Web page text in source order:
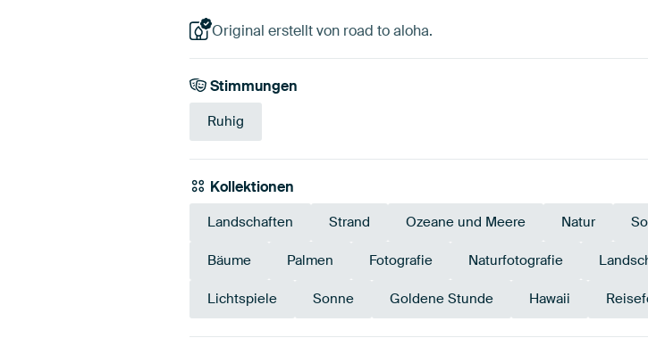
Original erstellt von road to aloha.
Stimmungen
Ruhig
Kollektionen
Landschaften Strand Ozeane und Meere Natur
Bäume Palmen Fotografie Naturfotografie
Lichtspiele Sonne Goldene Stunde Hawaii